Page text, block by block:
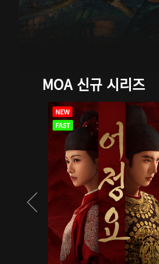
MOA 신규 시리즈